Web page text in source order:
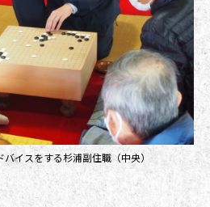
イスをする杉浦副住職（中央）